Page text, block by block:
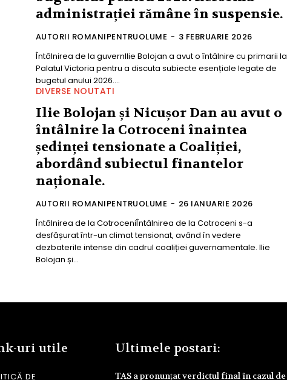
administrației rămâne în suspensie.
AUTORII ROMANIPENTRUOLUME - 3 FEBRUARIE 2026
Întâlnirea de la guvernIlie Bolojan a avut o întâlnire cu primarii la
Palatul Victoria pentru a discuta subiecte esențiale legate de
bugetul anului 2026....
DIVERSE NOUTATI
Ilie Bolojan și Nicușor Dan au avut o
întâlnire la Cotroceni înaintea
ședinței tensionate a Coaliției,
abordând subiectul finantelor
naționale.
AUTORII ROMANIPENTRUOLUME - 26 IANUARIE 2026
Întâlnirea de la CotroceniÎntâlnirea de la Cotroceni s-a
desfășurat într-un climat tensionat, având în vedere
dezbaterile intense din cadrul coaliției guvernamentale. Ilie
Bolojan și...
uri utile
DE
Ultimele postari:
TAS a pronunțat verdictul final în cazul de